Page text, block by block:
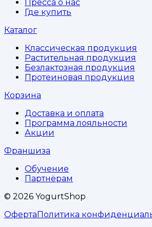
Пресса о нас
Где купить
Каталог
Классическая продукция
Растительная продукция
Безлактозная продукция
Протеиновая продукция
Корзина
Доставка и оплата
Программа лояльности
Акции
Франшиза
Обучение
Партнёрам
© 2026 YogurtShop
Оферта Политика